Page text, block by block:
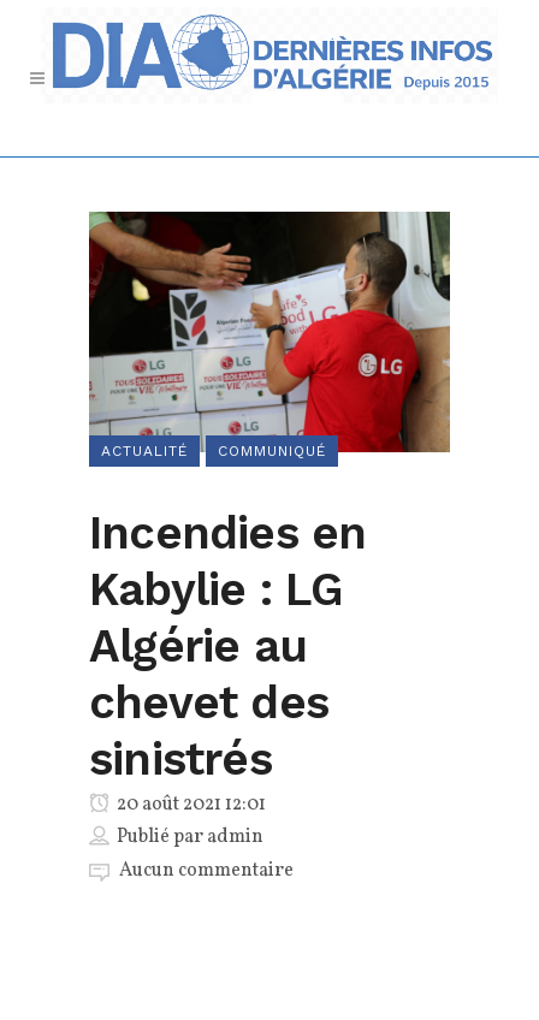
ACTUALITÉ COMMUNIQUÉ
Incendies en
Kabylie : LG
Algérie au
chevet des
sinistrés
20 août 2021 12:01
Publié paradmin
Aucun commentaire